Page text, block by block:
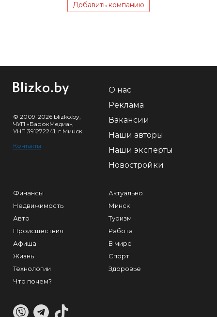
Добавить компанию
© 2009-2026 blizko.by,
ЧУП «БарокМедиа»,
УНП 391272241, г.Минск
Контакты
О нас
Реклама
Вакансии
Наши авторы
Наши эксперты
Новостройки
Финансы
Недвижимость
Авто
Происшествия
Афиша
Жизнь
Технологии
Что почем?
Актуально
Минск
Туризм
Работа
В мире
Спорт
Здоровье